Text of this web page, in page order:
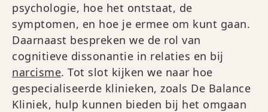
psychologie, hoe het ontstaat, de
symptomen, en hoe je ermee om kunt gaan.
Daarnaast bespreken we de rol van
cognitieve dissonantie in relaties en bij
narcisme. Tot slot kijken we naar hoe
gespecialiseerde klinieken, zoals De Balance
Kliniek, hulp kunnen bieden bij het omgaan